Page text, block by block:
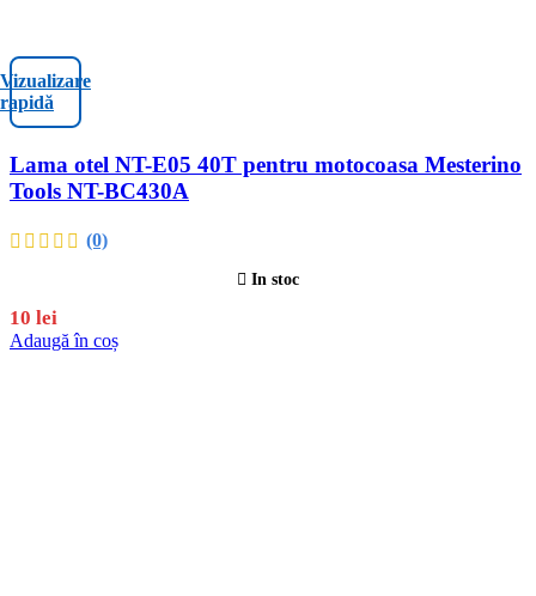
Vizualizare
rapidă
Lama otel NT-E05 40T pentru motocoasa Mesterino
Tools NT-BC430A
(0)
In stoc
10 lei
Adaugă în coș